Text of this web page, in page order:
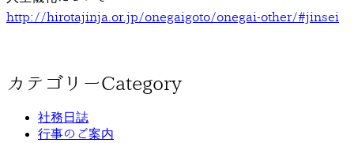
http://hirotajinja.or.jp/onegaigoto/onegai-other/#jinsei
カテゴリーCategory
社務日誌
行事のご案内